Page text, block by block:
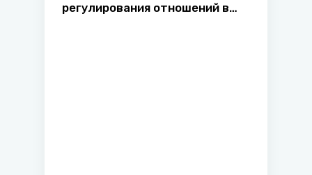
регулирования отношений в